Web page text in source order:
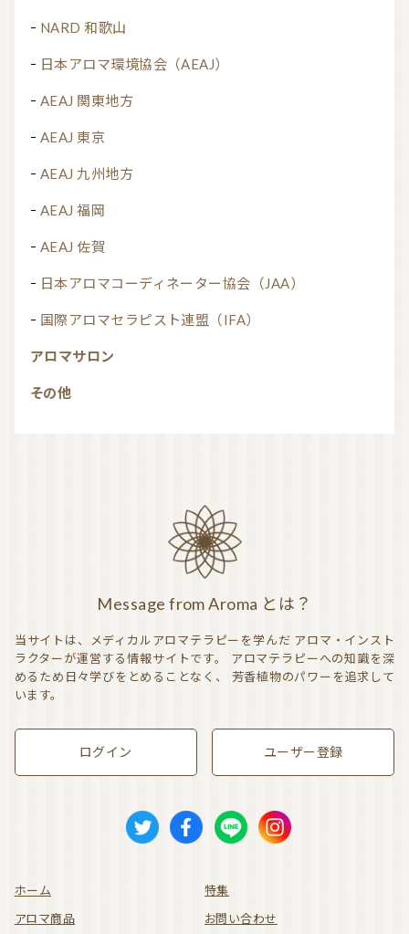
NARD 和歌山
日本アロマ環境協会（AEAJ）
AEAJ 関東地方
AEAJ 東京
AEAJ 九州地方
AEAJ 福岡
AEAJ 佐賀
日本アロマコーディネーター協会（JAA）
国際アロマセラピスト連盟（IFA）
アロマサロン
その他
Message from Aroma とは？
当サイトは、メディカルアロマテラピーを学んだ アロマ・インスト
ラクターが運営する情報サイトです。
アロマテラピーへの知識を深
めるため日々学びをとめることなく、
芳香植物のパワーを追求して
います。
ログイン ユーザー登録
ホーム
特集
アロマ商品
お問い合わせ